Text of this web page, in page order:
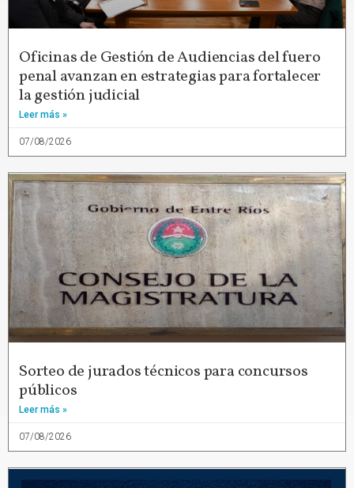
Oficinas de Gestión de Audiencias del fuero
penal avanzan en estrategias para fortalecer
la gestión judicial
Leer más »
07/08/2026
Sorteo de jurados técnicos para concursos
públicos
Leer más »
07/08/2026